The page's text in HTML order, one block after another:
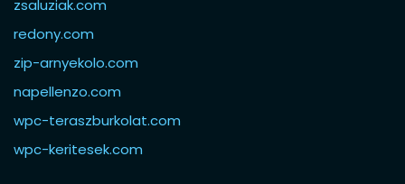
zsaluziak.com
redony.com
zip-arnyekolo.com
napellenzo.com
wpc-teraszburkolat.com
wpc-keritesek.com